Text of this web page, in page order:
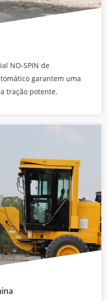
NO-SPIN de
garantem uma
tração potente.